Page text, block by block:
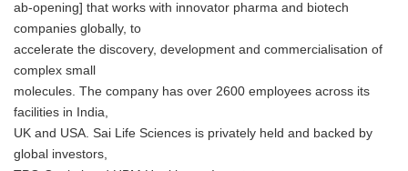
ab-opening] that works with innovator pharma and biotech
companies globally, to
accelerate the discovery, development and commercialisation of
complex small
molecules. The company has over 2600 employees across its
facilities in India,
UK and USA. Sai Life Sciences is privately held and backed by
global investors,